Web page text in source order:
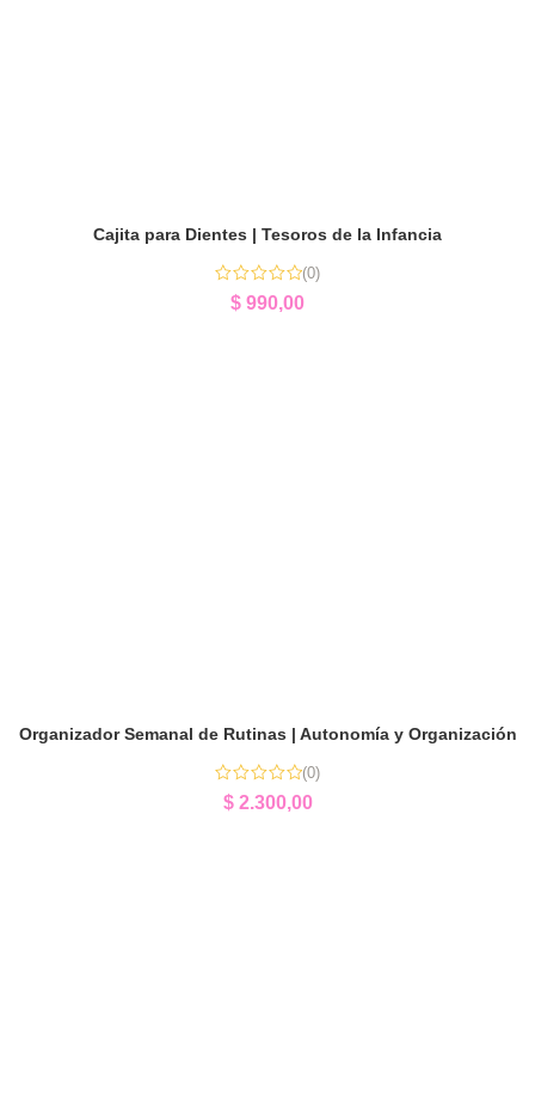
Cajita para Dientes | Tesoros de la Infancia
(0)
$ 990,00
Organizador Semanal de Rutinas | Autonomía y Organización
(0)
$2.300,00